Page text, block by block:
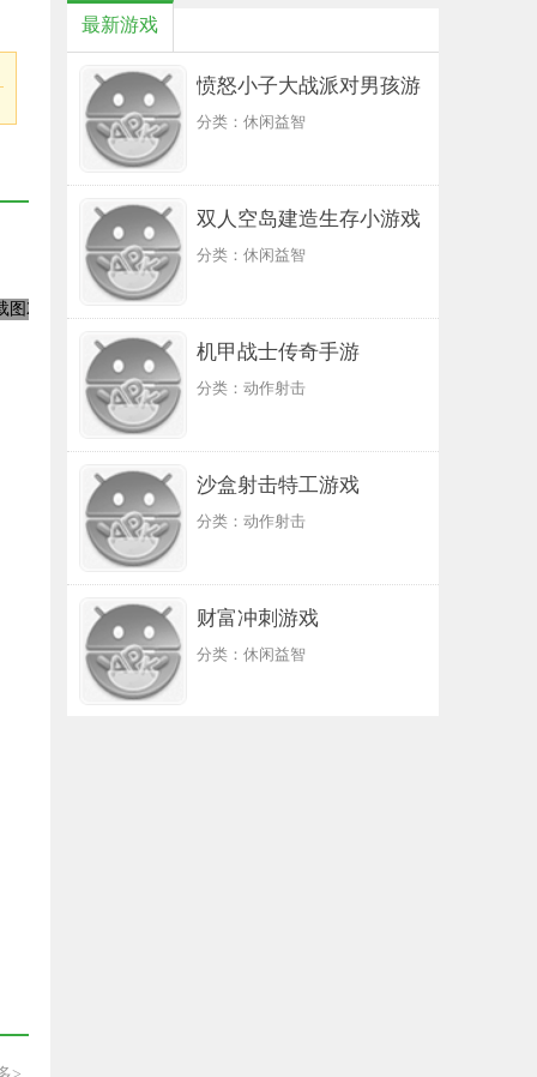
最新游戏
愤怒小子大战派对男孩游
戏
分类：休闲益智
双人空岛建造生存小游戏
分类：休闲益智
机甲战士传奇手游
分类：动作射击
沙盒射击特工游戏
分类：动作射击
财富冲刺游戏
分类：休闲益智